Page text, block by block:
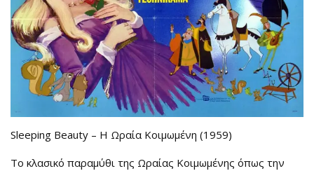
Sleeping Beauty – Η Ωραία Κοιμωμένη (1959)
Το κλασικό παραμύθι της Ωραίας Κοιμωμένης όπως την